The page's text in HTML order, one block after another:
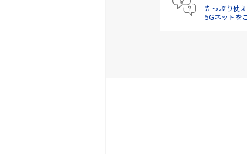
たっぷり使
5Gネットを